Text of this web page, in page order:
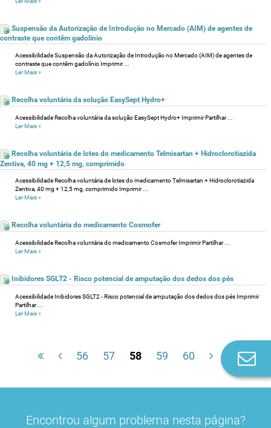
Suspensão da Autorização de Introdução no Mercado (AIM) de agentes de
contraste que contêm gadolínio
Acessibilidade Suspensão da Autorização de Introdução no Mercado (AIM) de agentes de
contraste que contêm gadolínio Imprimir ...
Ler Mais»
Recolha voluntária da solução EasySept Hydro+
Acessibilidade Recolha voluntária da solução EasySept Hydro+ Imprimir Partilhar ...
Ler Mais»
Recolha voluntária de lotes do medicamento Telmisartan + Hidroclorotiazida
Zentiva, 40 mg + 12,5 mg, comprimido
Acessibilidade Recolha voluntária de lotes do medicamento Telmisartan + Hidroclorotiazida
Zentiva, 40 mg + 12,5 mg, comprimido Imprimir ...
Ler Mais»
Recolha voluntária do medicamento Cosmofer
Acessibilidade Recolha voluntária do medicamento Cosmofer Imprimir Partilhar ...
Ler Mais»
Inibidores SGLT2 - Risco potencial de amputação dos dedos dos pés
Acessibilidade Inibidores SGLT2 - Risco potencial de amputação dos dedos dos pés Imprimir
Partilhar ...
Ler Mais»
56 57 58 59 60
Encontrou algum problema nesta página?